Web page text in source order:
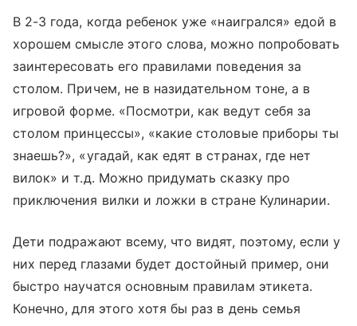
В 2-3 года, когда ребенок уже «наигрался» едой в
хорошем смысле этого слова, можно попробовать
заинтересовать его правилами поведения за
столом. Причем, не в назидательном тоне, а в
игровой форме. «Посмотри, как ведут себя за
столом принцессы», «какие столовые приборы ты
знаешь?», «угадай, как едят в странах, где нет
вилок» и т.д. Можно придумать сказку про
приключения вилки и ложки в стране Кулинарии.
Дети подражают всему, что видят, поэтому, если у
них перед глазами будет достойный пример, они
быстро научатся основным правилам этикета.
Конечно, для этого хотя бы раз в день семья